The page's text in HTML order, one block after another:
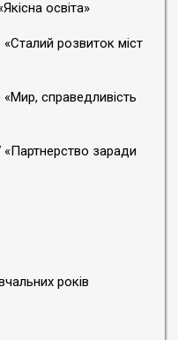
освіта»
розвиток міст
справедливість
«Партнерство заради
років